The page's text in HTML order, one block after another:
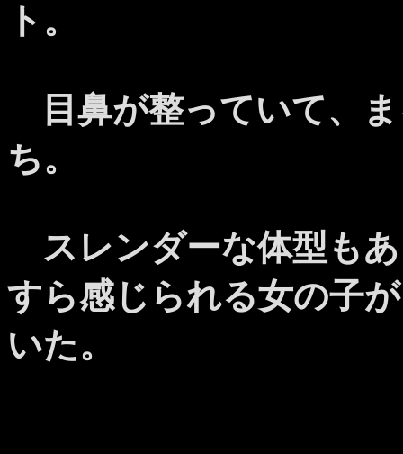
ト。
目鼻が整っていて、
ち。
スレンダーな体型も
すら感じられる女の子
いた。